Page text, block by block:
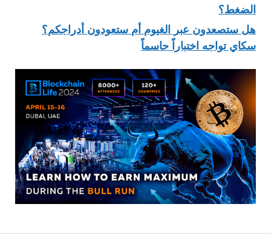
الضغط؟
هل ستصعدون عبر الغيوم أم ستعودون أدراجكم؟
سكاي تواجه اختباراً حاسماً